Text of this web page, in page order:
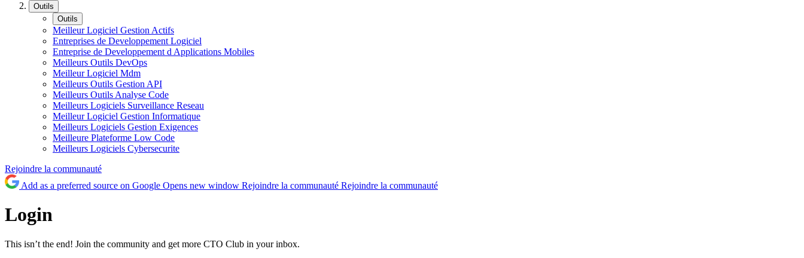
Outils
Outils
Meilleur Logiciel Gestion Actifs
Entreprises de Developpement Logiciel
Entreprise de Developpement d Applications Mobiles
Meilleurs Outils DevOps
Meilleur Logiciel Mdm
Meilleurs Outils Gestion API
Meilleurs Outils Analyse Code
Meilleurs Logiciels Surveillance Reseau
Meilleur Logiciel Gestion Informatique
Meilleurs Logiciels Gestion Exigences
Meilleure Plateforme Low Code
Meilleurs Logiciels Cybersecurite
Rejoindre la communauté
Add as a preferred source on Google Opens new window Rejoindre la communauté Rejoindre la communauté
Login
This isn’t the end! Join the community and get more CTO Club in your inbox.